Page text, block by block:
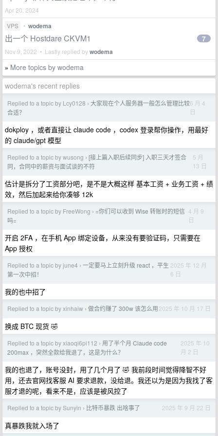
Apr 20, 2024
VPS
• wodema
出一个 Hostdare CKVM1
Nov 9, 2022 • Lastly replied bywodema
7
» More topics by wodema
wodema's recent replies
Replied to a topic by Lcy0128 › 大家现在个人服务器一般怎么管理比较
合适？
6 月 4
日
dokploy ，或者直接让 claude code ，codex 登录帮你操作，用最好
的 claude/gpt 模型
Replied to a topic by wusong › [接上篇入职后续同步] 入职三天才签合
同，合同中的薪资与面试谈的不符
5 月
13 日
估计是拆分了工资部分吧，是不是大概这样 基本工资 + 业务工资 + 绩
效，然后加起来给你凑够 12k
Replied to a topic by FreeWong › =你们可以收到 Wise 转账时的短信
吗=
4 月 9
日
开启 2FA ，在手机 App 绑定设备，从来没有要验证码，只需要在
App 授权
Replied to a topic by june4 › 一定要马上立刻升级 react ，平生
第一次中招！
2025 年 12 月
6 日
我的也中招了
Replied to a topic by xinhaiw › 做合约赚了 300w 该怎么用2025 年 10 月 17 日
换成 BTC 现货 🤣
Replied to a topic by xiaoqi6pi112 › 用了半个月 Claude code
200max ，突然全款给我退了，这是为什么？
2025 年 10
月 2 日
我的也退了，账号没封，用了几个月了 🤣 我前段时间觉得降智不好
用，还去官网找客服 AI 要求退款，没给退。我还以为是因为我找了客
服才退的呢，看来不是，应该是被风控了
Replied to a topic by Sunyin › 比特币暴跌 出啥事了 2025 年 9 月 22 日
真暴跌我就入场了